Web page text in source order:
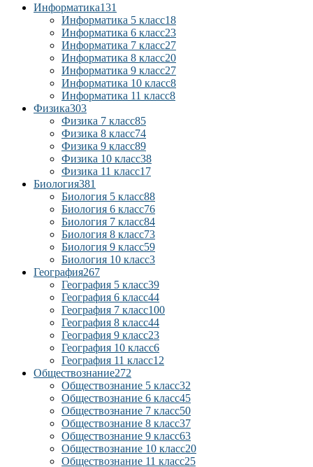
Информатика131
Информатика 5 класс18
Информатика 6 класс23
Информатика 7 класс27
Информатика 8 класс20
Информатика 9 класс27
Информатика 10 класс8
Информатика 11 класс8
Физика303
Физика 7 класс85
Физика 8 класс74
Физика 9 класс89
Физика 10 класс38
Физика 11 класс17
Биология381
Биология 5 класс88
Биология 6 класс76
Биология 7 класс84
Биология 8 класс73
Биология 9 класс59
Биология 10 класс3
География267
География 5 класс39
География 6 класс44
География 7 класс100
География 8 класс44
География 9 класс23
География 10 класс6
География 11 класс12
Обществознание272
Обществознание 5 класс32
Обществознание 6 класс45
Обществознание 7 класс50
Обществознание 8 класс37
Обществознание 9 класс63
Обществознание 10 класс20
Обществознание 11 класс25